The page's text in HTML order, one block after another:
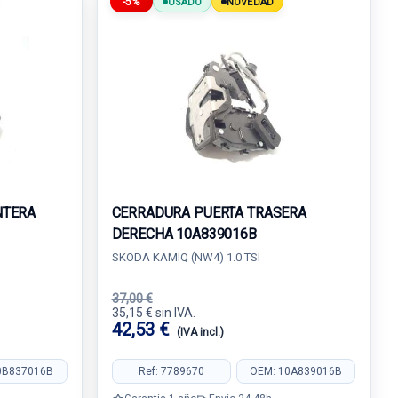
CERRADURA PUERTA TRASERA
DERECHA 10A839016B
SKODA KAMIQ (NW4) 1.0 TSI
37,00 €
35,15 € sin IVA.
42,53 € (IVA incl.)
Ref: 7789670 OEM: 10A839016B